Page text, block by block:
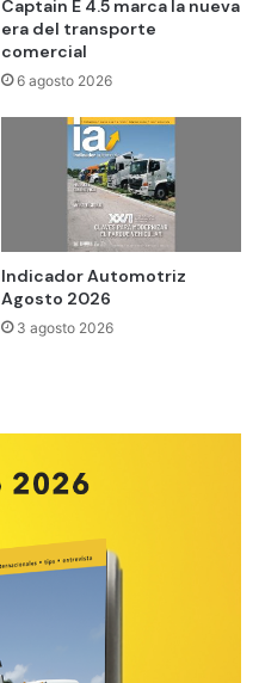
Captain E 4.5 marca la nueva
era del transporte
comercial
6 agosto 2026
Indicador Automotriz
Agosto 2026
3 agosto 2026